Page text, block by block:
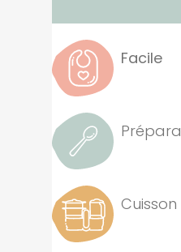
Facile
Cuisson